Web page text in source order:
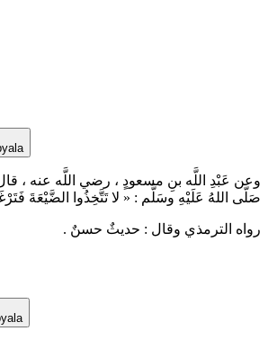
وعن عَبْدِ اللَّه بنِ مسعودٍ ، رضي اللَّه عنه ،
صَلّى اللهُ عَلَيْهِ وسَلَّم : « لا تَتَّخِذُوا الضَّيْعَةَ
رواه الترمذي وقال : حديثٌ حسنٌ .